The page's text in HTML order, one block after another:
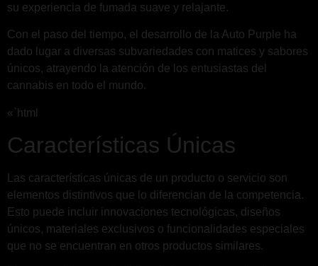
su experiencia de fumada suave y relajante.
Con el paso del tiempo, el desarrollo de la Auto Purple ha
dado lugar a diversas subvariedades con matices y sabores
únicos, atrayendo la atención de los entusiastas del
cannabis en todo el mundo.
«`html
Características Únicas
Las características únicas de un producto o servicio son
elementos distintivos que lo diferencian de la competencia.
Esto puede incluir innovaciones tecnológicas, diseños
únicos, materiales exclusivos o funcionalidades especiales
que no se encuentran en otros productos similares.